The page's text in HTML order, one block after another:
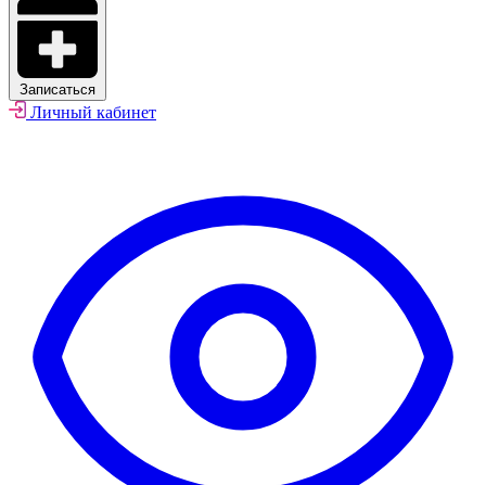
Записаться
Личный кабинет